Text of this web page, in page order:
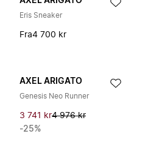
Eris Sneaker
Fra4 700 kr
AXEL ARIGATO
Genesis Neo Runner
3 741 kr4 976 kr
-25%